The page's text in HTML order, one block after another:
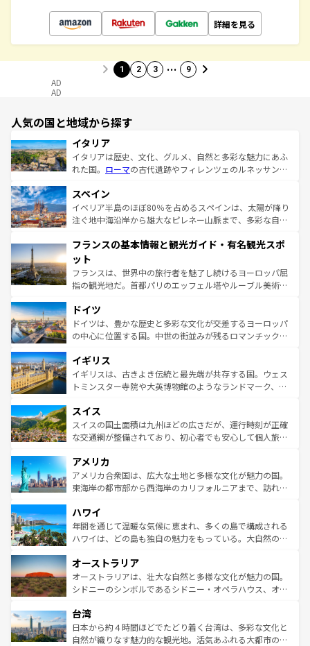
詳細を見る
1 2 3 … 9
AD
AD
人気の国と地域から探す
イタリア
イタリアは歴史、文化、グルメ、自然と多彩な魅力にあふ
れた国。 ローマの古代遺跡やフィレンツェのルネッサンス
ろん、トスカーナの美しい田園風景やアマルフィ海岸の絶
景など、自然景観も見逃せない。観光の合間には、本場の
ピザやパスタなど、絶品のイタリア料理を堪能することも
ませてくれるイタリアで、忘れられない旅をしてみよう！
なお、新着のイタリア情報は
しい。
スペイン
イベリア半島のほぼ80％を占めるスペインは、太陽が降り
注ぐ地中海沿岸から雄大なピレネー山脈まで、多彩な自然
文化が根付くこの国では、情熱的なフラメンコ、熱気あふ
れる闘牛、そして美味しいタパスが生活の一部となってい
る。首都マドリードの洗練された雰囲気や、バルセロナの
アートに溢れた街角から、地方では古代ローマ遺跡や中世
せる。地方によって風土や気候が異なるスペインはその個
性で訪れる人を魅了する。 なお、新着のスペイン情報は コ
ンテンツ一覧を参照してほしい。
フランスの基本情報と観光ガイド・有名観光スポ
ット
フランスは、世界中の旅行者を魅了し続けるヨーロッパ屈
指の観光地だ。首都パリのエッフェル塔やルーブル美術館
で、幅広い魅力が詰まっている。華麗な宮殿、歴史的な大
聖堂、美しいビーチ、そして豊かな自然が、訪れる者を心
から魅了する。また、フランスは美食の国としても知ら
いる。シャンパンの発祥地であるランス、プロヴァンスの
香り高いラベンダー畑など、多彩な楽しみ方が可能だ。さ
らに、パリ以外の地域にも魅力が溢れており、どの街角に
れる地方に足を運ぶとそれぞれで全く異なる文化を体験で
きるだろう。 なお、新着のフランス情報はコンテンツ一覧
を参照してほしい。
ドイツ
ドイツは、豊かな歴史と多彩な文化が交差するヨーロッパ
の中心に位置する国。中世の街並みが残るロマンチック街
顔を持つこの国は、どこを歩いても飽きることがない。ベ
ルリンの文化的活気、バイエルン州のアルプスの絶景、そ
してライン川沿いのワイン畑といった風景は必見。ビール
は、お酒好きな人にはぜひ体験してほしい。 なお、新着の
ドイツ情報はコンテンツ一覧を参照してほしい。
イギリス
イギリスは、古きよき伝統と最先端が共存する国。ウェス
トミンスター寺院や大英博物館のようなランドマーク、歴
リアごとに異なる魅力がある。また、優雅なアフタヌーン
ティー、ビール好きにはたまらない英国パブ、サッカー観
戦など、本場だからこそできる体験も豊富。イギリスを旅
ンツ一覧を参照してほしい。
スイス
スイスの国土面積は九州ほどの広さだが、運行時刻が正確
な交通網が整備されており、初心者でも安心して個人旅行
の建物がそのまま残る町や、スイスならではのユニークな
博物館もあり、アルプス観光だけでなく町歩きも満喫する
ことができる。国民の所得が高いため物価も高いが、旅行
ば市内交通費無料で観光を楽しむこともできる。 なお、新
着のスイス情報はコンテンツ一覧 を参照してほしい。
アメリカ
アメリカ合衆国は、広大な土地と多様な文化が魅力の国。
東海岸の都市部から西海岸のカリフォルニアまで、訪れる
のような巨大都市は、観光、ショッピング、エンターテイ
ンメントが詰まった刺激的なスポットだ。一方、アメリカ
西部には大自然が広がり、グランドキャニオンやイエロー
部のニューオーリンズでは、音楽と美食が融合した独特の
文化が魅力。旅行者はアメリカの各地域で異なる魅力を楽
しみながら、その多様性と豊かな歴史を感じることができ
ならではの贅沢な旅のスタイルだ。 なお、新着のアメリカ
情報はコンテンツ一覧を参照してほしい。
ハワイ
年間を通じて温暖な気候に恵まれ、多くの島で構成される
ハワイは、どの島も独自の魅力をもっている。大自然の神
ワイ島は見逃せない。また、定番の観光地といえばオアフ
島だが、静かな自然を求めるならマウイ島やカウアイ島が
おすすめ。エメラルドグリーンに輝く海をはじめ、豊かな
れるおもてなしの心で訪れる人々を迎えてくれるハワイの
人々、おいしいローカルフードやハワイアンミュージッ
ク、伝統的なフラダンスなど、すべてがハワイの魅力を彩
オーストラリア
オーストラリアは、壮大な自然と多様な文化が魅力の国。
シドニーのシンボルであるシドニー・オペラハウス、オー
リアリーフや大陸中央部にそびえるウルル（エアーズロッ
ク）、タスマニアの美しい原生林やケアンズの熱帯雨林な
ど、見どころがたくさん。また、カフェやワイン、オージ
台湾
日本から約４時間ほどでたどり着く台湾は、多彩な文化と
自然が織りなす魅力的な観光地。活気あふれる大都市の台